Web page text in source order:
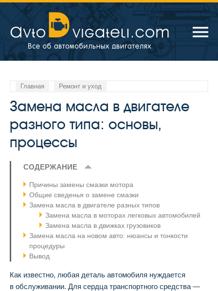
Главная Ремонт и уход
Замена масла в двигателе
разного типа: основы,
процессы
СОДЕРЖАНИЕ
Причины замены смазки мотора
Общие сведенья о замене смазки
Замена масла в двигателе разных типов
Замена масла в моторах легковых автомобилей
Замена масла в движках грузовиков
Замена масла на новом авто: нюансы и тонкости
процедуры
Вывод
Как известно, любая деталь автомобиля нуждается
в обслуживании. Для сердца транспортного средства —